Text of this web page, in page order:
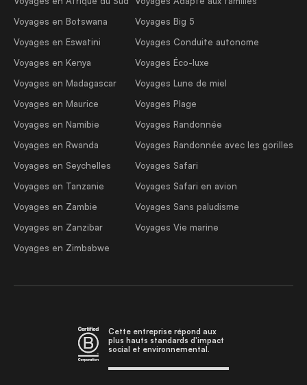
Voyages en Botswana
Voyages en Eswatini
Voyages en Kenya
Voyages en Madagascar
Voyages en Maurice
Voyages en Namibie
Voyages en Rwanda
Voyages en Seychelles
Voyages en Tanzanie
Voyages en Zambie
Voyages en Zanzibar
Voyages en Zimbabwe
Voyages Big 5
Voyages Conduite autonome
Voyages Éco-luxe
Voyages Lune de miel
Voyages Plage
Voyages Randonnée
Voyages Randonnée avec les gorilles
Voyages Safari
Voyages Safari en avion
Voyages Sans paludisme
Voyages Vie marine
Cette entreprise répond aux
plus hauts standards d'impact
social et environnemental.